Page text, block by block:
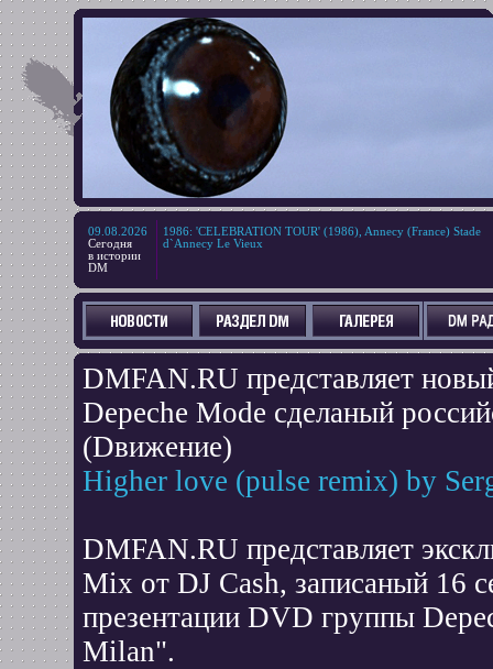
09.08.2026
Сегодня
в истории
DM
1986: 'CELEBRATION TOUR' (1986), Annecy (France) Stade
d`Annecy Le Vieux
DMFAN.RU представляет
Depeche Mode сделаный
(Dвижение)
Higher love (pulse remix) by
DMFAN.RU представляет
Mix от DJ Cash, записаный 16
презентации DVD группы
Milan".